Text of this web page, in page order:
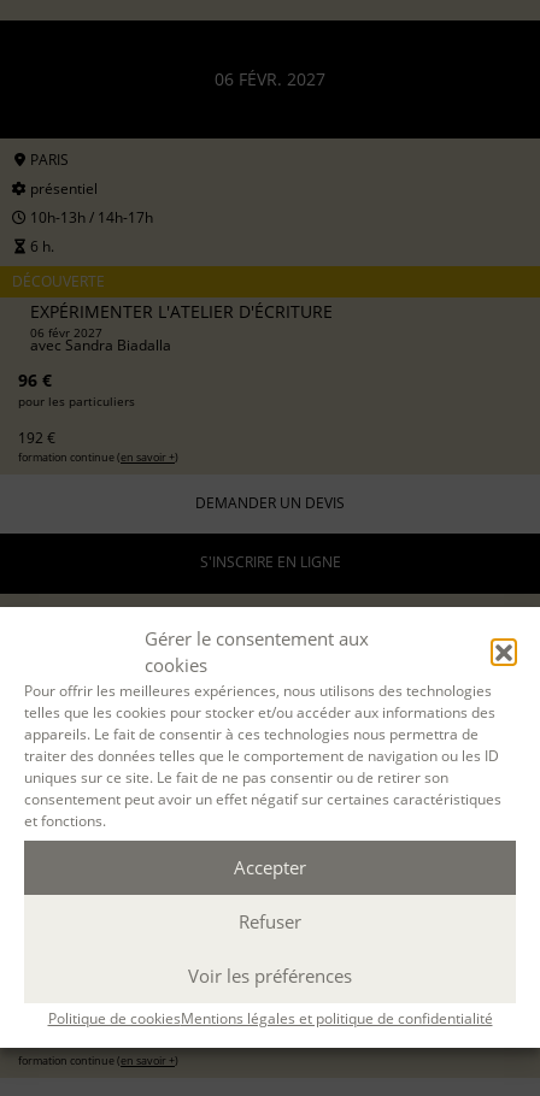
Gérer le consentement aux
cookies
Pour offrir les meilleures expériences, nous utilisons des technologies
telles que les cookies pour stocker et/ou accéder aux informations des
appareils. Le fait de consentir à ces technologies nous permettra de
traiter des données telles que le comportement de navigation ou les ID
uniques sur ce site. Le fait de ne pas consentir ou de retirer son
consentement peut avoir un effet négatif sur certaines caractéristiques
et fonctions.
Accepter
Refuser
Voir les préférences
Politique de cookiesMentions légales et politique de confidentialité
06 FÉVR. 2027
PARIS
présentiel
10h-13h / 14h-17h
6 h.
DÉCOUVERTE
EXPÉRIMENTER L'ATELIER D'ÉCRITURE
06 févr 2027
avec Sandra Biadalla
96 €
pour les particuliers
192 €
formation continue (en savoir +)
DEMANDER UN DEVIS
S'INSCRIRE EN LIGNE
12 FÉVR. 2027
PARIS
présentiel
10h-13h / 14h-17h
formation continue (en savoir +)